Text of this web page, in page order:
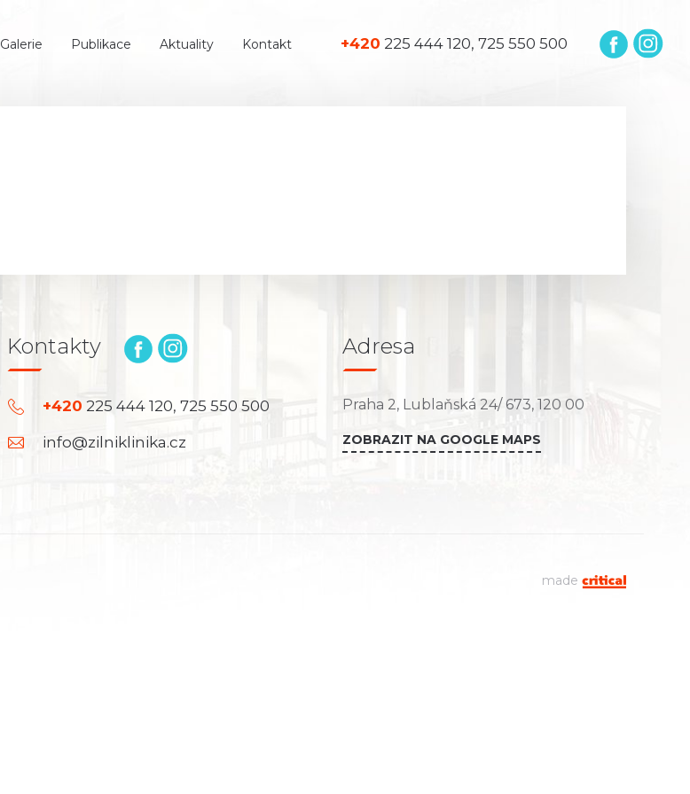
Galerie Publikace Aktuality Kontakt +420 225 444 120, 725 550 500
Kontakty
+420 225 444 120, 725 550 500
info@zilniklinika.cz
Adresa
Praha 2, Lublaňská 24/ 673, 120 00
ZOBRAZIT NA GOOGLE MAPS
made